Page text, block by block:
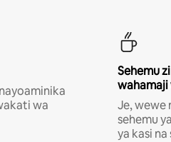
wa
Sehemu
Je, wewe
sehemu
ya kasi